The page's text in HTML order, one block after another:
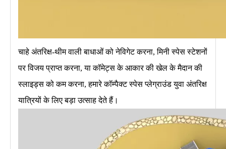
चाहे अंतरिक्ष-थीम वाली बाधाओं को नेविगेट करना, मिनी स्पेस स्टेशनों
पर विजय प्राप्त करना, या कॉमेट्स के आकार की खेल के मैदान की
स्लाइड्स को कम करना, हमारे कॉम्पैक्ट स्पेस प्लेग्राउंड युवा अंतरिक्ष
यात्रियों के लिए बड़ा उत्साह देते हैं।